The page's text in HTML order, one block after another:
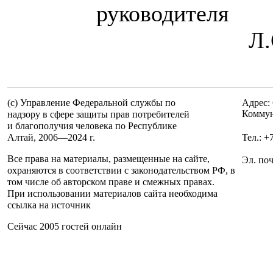
Л.С.
(c) Управление Федеральной службы по
надзору в сфере защиты прав потребителей
и благополучия человека по Республике
Алтай, 2006—2024 г.
Все права на материалы, размещенные на сайте,
охраняются в соответствии с законодательством РФ, в
том числе об авторском праве и смежных правах.
При использовании материалов сайта необходима
ссылка на источник
Сейчас 2005 гостей онлайн
Адрес:
Тел.:
Эл.